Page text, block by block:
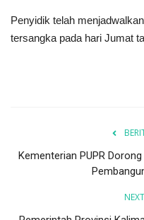
Penyidik telah
tersangka pada hari Jumat
Kementerian PUPR